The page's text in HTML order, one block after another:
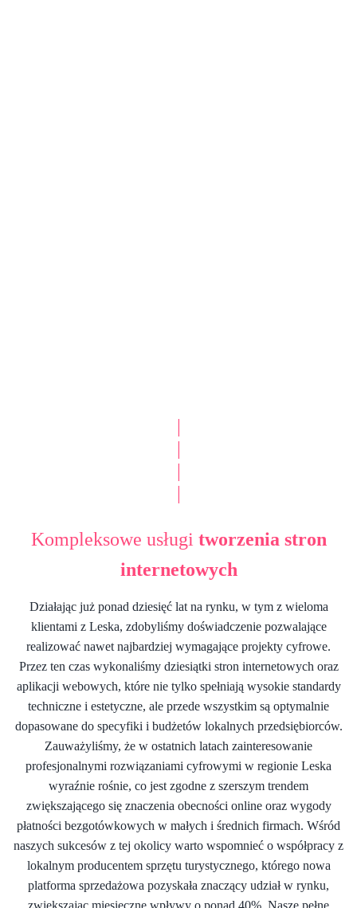
|
|
|
|
Kompleksowe usługi tworzenia stron
internetowych
Działając już ponad dziesięć lat na rynku, w tym z wieloma
klientami z Leska, zdobyliśmy doświadczenie pozwalające
realizować nawet najbardziej wymagające projekty cyfrowe.
Przez ten czas wykonaliśmy dziesiątki stron internetowych oraz
aplikacji webowych, które nie tylko spełniają wysokie standardy
techniczne i estetyczne, ale przede wszystkim są optymalnie
dopasowane do specyfiki i budżetów lokalnych przedsiębiorców.
Zauważyliśmy, że w ostatnich latach zainteresowanie
profesjonalnymi rozwiązaniami cyfrowymi w regionie Leska
wyraźnie rośnie, co jest zgodne z szerszym trendem
zwiększającego się znaczenia obecności online oraz wygody
płatności bezgotówkowych w małych i średnich firmach. Wśród
naszych sukcesów z tej okolicy warto wspomnieć o współpracy z
lokalnym producentem sprzętu turystycznego, którego nowa
platforma sprzedażowa pozyskała znaczący udział w rynku,
zwiększając miesięczne wpływy o ponad 40%. Nasze pełne